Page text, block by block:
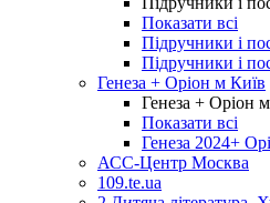
Показати всі
Підручники і
Підручники і
Генеза + Оріон м Київ
Генеза + Оріон
Показати всі
Генеза 2024+
АСС-Центр Москва
109.te.ua